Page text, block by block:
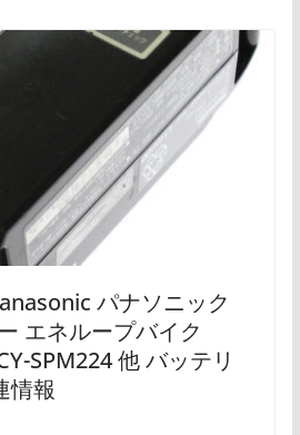
パナソニック
エネループバイク
SPM224 他 バッテリ
情報